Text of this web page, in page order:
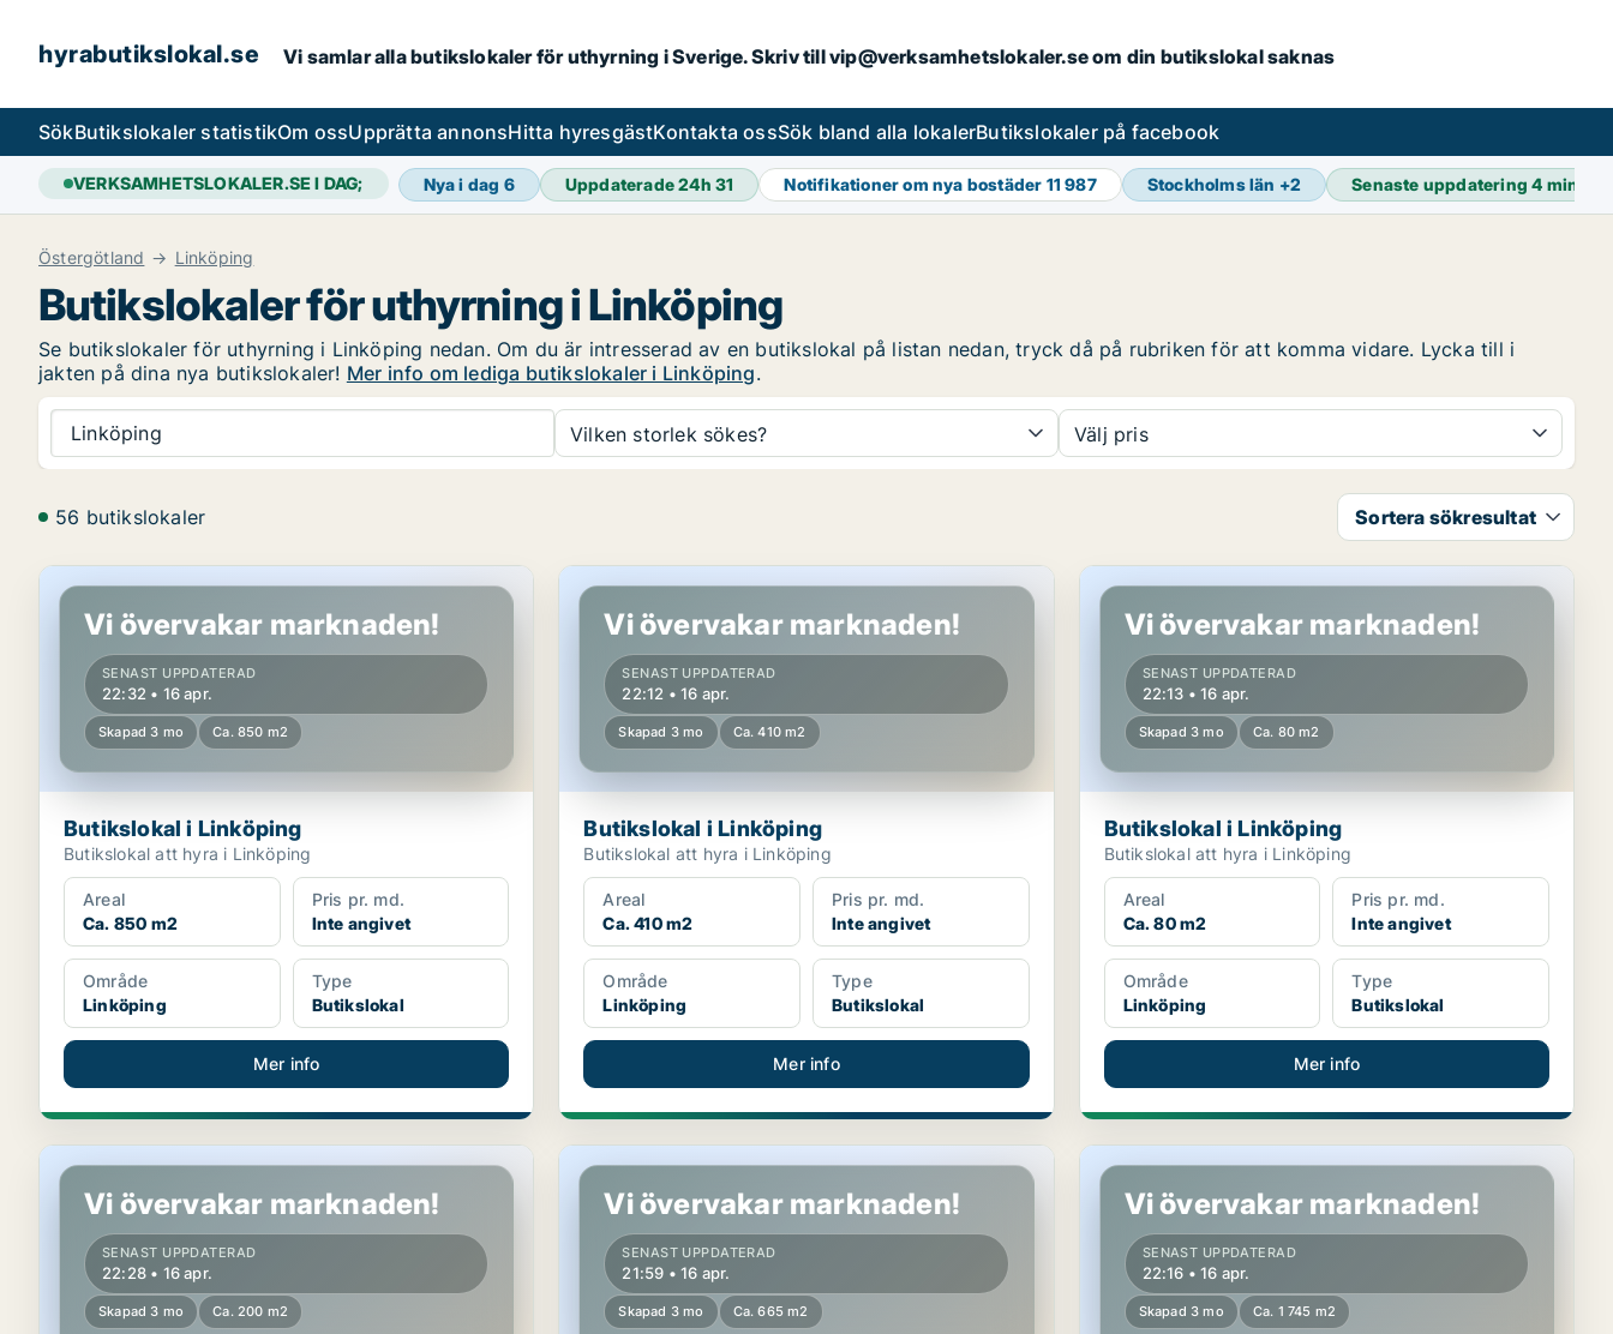
hyrabutikslokal.se Vi samlar alla butikslokaler för uthyrning i Sverige. Skriv till vip@verksamhetslokaler.se om din butikslokal saknas
SökButikslokaler statistikOm ossUpprätta annonsHitta hyresgästKontakta ossSök bland alla lokalerButikslokaler på facebook
VERKSAMHETSLOKALER.SE I DAG; Nya i dag 6 Uppdaterade 24h31 Notifikationer om nya bostäder 11 987 Stockholms län +2 Senaste uppdatering4 min
Östergötland Linköping
Butikslokaler för uthyrning i Linköping
Se butikslokaler för uthyrning i Linköping nedan. Om du är intresserad av en butikslokal på listan nedan, tryck då på rubriken för att komma vidare. Lycka till i
jakten på dina nya butikslokaler! Mer info om lediga butikslokaler i Linköping.
Linköping Vilken storlek sökes? Välj pris
56 butikslokaler Sortera sökresultat
Butikslokal i Linköping
Vi övervakar marknaden!
SENAST UPPDATERAD
22:32 • 16 apr.
Skapad 3 mo Ca. 850 m2
Butikslokal i Linköping
Butikslokal att hyra i Linköping
Areal
Ca. 850 m2
Pris pr. md.
Inte angivet
Område
Linköping
Type
Butikslokal
Mer info
Butikslokal i Linköping
Vi övervakar marknaden!
SENAST UPPDATERAD
22:12 • 16 apr.
Skapad 3 mo Ca. 410 m2
Butikslokal i Linköping
Butikslokal att hyra i Linköping
Areal
Ca. 410 m2
Pris pr. md.
Inte angivet
Område
Linköping
Type
Butikslokal
Mer info
Butikslokal i Linköping
Vi övervakar marknaden!
SENAST UPPDATERAD
22:13 • 16 apr.
Skapad 3 mo Ca. 80 m2
Butikslokal i Linköping
Butikslokal att hyra i Linköping
Areal
Ca. 80 m2
Pris pr. md.
Inte angivet
Område
Linköping
Type
Butikslokal
Mer info
Butikslokal i Linköping
Vi övervakar marknaden!
SENAST UPPDATERAD
22:28 • 16 apr.
Skapad 3 mo Ca. 200 m2
Butikslokal i Linköping
Vi övervakar marknaden!
SENAST UPPDATERAD
21:59 • 16 apr.
Skapad 3 mo Ca. 665 m2
Butikslokal i Linköping
Vi övervakar marknaden!
SENAST UPPDATERAD
22:16 • 16 apr.
Skapad 3 mo Ca. 1 745 m2